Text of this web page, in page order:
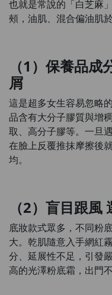
也就是常說的「白芝麻
頰，油肌、混合偏油肌
（1）保養品
屑
這是超多女生容易忽略
品含有大分子膠質與增
取、高分子膠等。一旦
在臉上反覆推抹摩擦後
均。
（2）盲目跟
底妝款式眾多，不同粉
大。乾肌隨意入手網紅
分、延展性不足，引發
高的光澤粉底霜，出門